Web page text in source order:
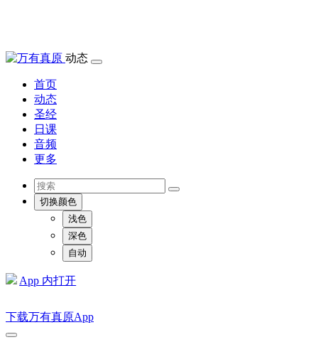
动态
首页
动态
圣经
日课
音频
更多
切换颜色
浅色
深色
自动
App 内打开
下载万有真原App